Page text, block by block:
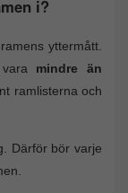
i?
yttermått.
mindre än
ramlisterna och
Därför bör varje